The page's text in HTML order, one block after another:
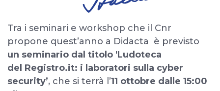
Tra i seminari e workshop che il Cnr
propone quest’anno a Didacta è previsto
un seminario dal titolo 'Ludoteca
del Registro.it: i laboratori sulla cyber
security’, che si terrà l’11 ottobre dalle 15:00